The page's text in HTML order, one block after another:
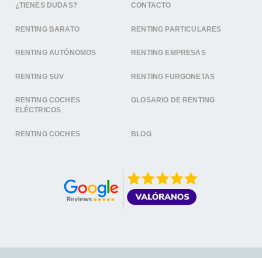
¿TIENES DUDAS? CONTACTO
RENTING BARATO RENTING PARTICULARES
RENTING AUTÓNOMOS RENTING EMPRESAS
RENTING SUV RENTING FURGONETAS
RENTING COCHES
ELÉCTRICOS
GLOSARIO DE RENTING
RENTING COCHES BLOG